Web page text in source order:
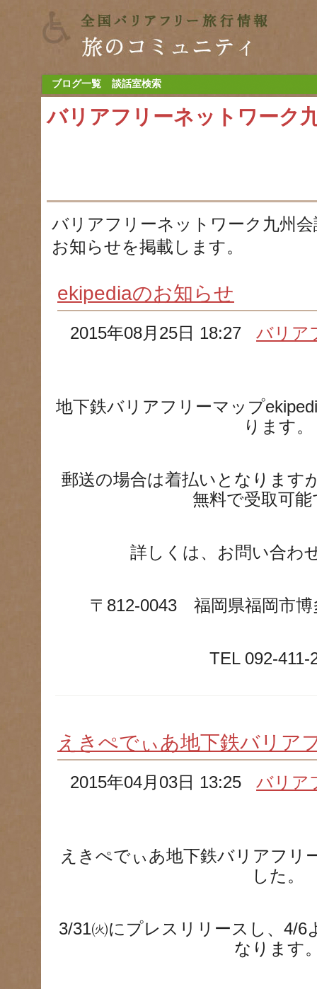
ブログ一覧 談話室検索
バリアフリーネットワーク
バリアフリーネットワーク九州
お知らせを掲載します。
ekipediaのお知らせ
2015年08月25日 18:27バリア
地下鉄バリアフリーマップ
ります。
郵送の場合は着払いとなります
無料で受取可能
詳しくは、お問い合わ
〒812-0043 福岡県福岡市博
TEL 092-411-
えきぺでぃあ地下鉄バリア
2015年04月03日 13:25バリア
えきぺでぃあ地下鉄バリアフリ
した。
3/31㈫にプレスリリースし、4/6
なります